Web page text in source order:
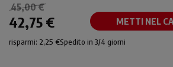
45,00 €
42,75 € METTI NEL
risparmi: 2,25 €Spedito in 3/4 giorni